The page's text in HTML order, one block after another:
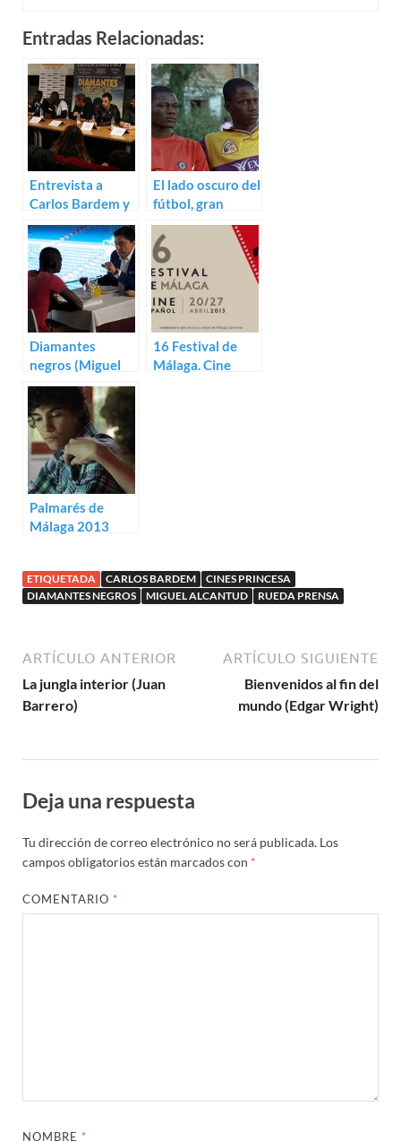
Entradas Relacionadas:
Entrevista a
Carlos Bardem y
Miguel Alcantud
El lado oscuro del
fútbol, gran
trailer de
Diamantes
negros
Diamantes
negros (Miguel
Alcantud)
16 Festival de
Málaga. Cine
Palmarés de
Málaga 2013
ETIQUETADA CARLOS BARDEM
CINES PRINCESA
DIAMANTES NEGROS
MIGUEL ALCANTUD RUEDA PRENSA
ARTÍCULO ANTERIOR
La jungla interior (Juan
Barrero)
ARTÍCULO SIGUIENTE
Bienvenidos al fin del
mundo (Edgar Wright)
Deja una respuesta
Tu dirección de correo electrónico no será publicada. Los
campos obligatorios están marcados con *
COMENTARIO *
NOMBRE *